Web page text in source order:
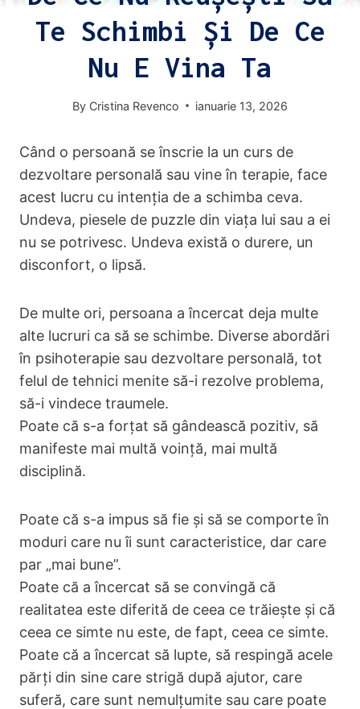
Te Schimbi Și De Ce
Nu E Vina Ta
By Cristina Revenco ianuarie 13, 2026
Când o persoană se înscrie la un curs de
dezvoltare personală sau vine în terapie, face
acest lucru cu intenția de a schimba ceva.
Undeva, piesele de puzzle din viața lui sau a ei
nu se potrivesc. Undeva există o durere, un
disconfort, o lipsă.
De multe ori, persoana a încercat deja multe
alte lucruri ca să se schimbe. Diverse abordări
în psihoterapie sau dezvoltare personală, tot
felul de tehnici menite să-i rezolve problema,
să-i vindece traumele.
Poate că s-a forțat să gândească pozitiv, să
manifeste mai multă voință, mai multă
disciplină.
Poate că s-a impus să fie și să se comporte în
moduri care nu îi sunt caracteristice, dar care
par „mai bune”.
Poate că a încercat să se convingă că
realitatea este diferită de ceea ce trăiește și că
ceea ce simte nu este, de fapt, ceea ce simte.
Poate că a încercat să lupte, să respingă acele
părți din sine care strigă după ajutor, care
suferă, care sunt nemulțumite sau care poate